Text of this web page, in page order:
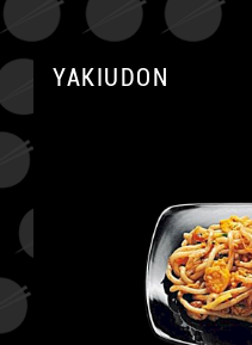
YAKIUDON